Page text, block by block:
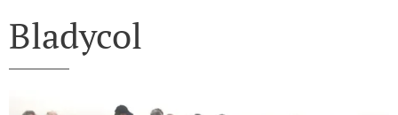
Bladycol